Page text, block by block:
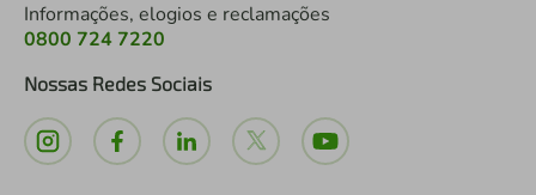
Informações, elogios e reclamações
0800 724 7220
Nossas Redes Sociais